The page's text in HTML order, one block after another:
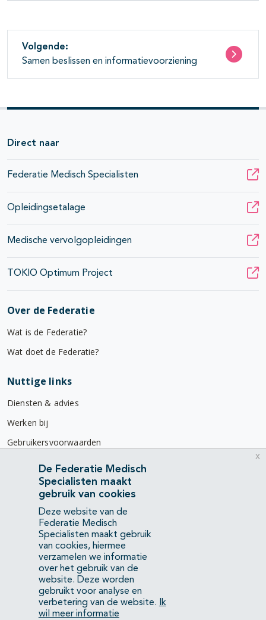
Volgende:
Samen beslissen en informatievoorziening
Direct naar
Federatie Medisch Specialisten
Opleidingsetalage
Medische vervolgopleidingen
TOKIO Optimum Project
Over de Federatie
Wat is de Federatie?
Wat doet de Federatie?
Nuttige links
Diensten & advies
Werken bij
Gebruikersvoorwaarden
Privacyverklaring
Contact
Mercatorlaan 1200
3528 BL Utrecht
(088) 505 34 34
info@richtlijnendatabase.nl
YouTubeLinkedIn
De Federatie Medisch
Specialisten maakt
gebruik van cookies
Deze website van de
Federatie Medisch
Specialisten maakt gebruik
van cookies, hiermee
verzamelen we informatie
over het gebruik van de
website. Deze worden
gebruikt voor analyse en
verbetering van de website.
Ik
wil meer informatie
x